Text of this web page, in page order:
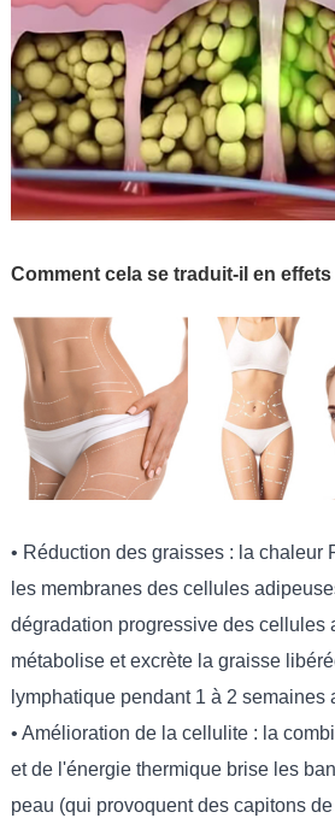
Comment cela se traduit-il en
• Réduction des graisses : la chaleur
les membranes des cellules
dégradation progressive des cellules
métabolise et excrète la graisse
lymphatique pendant 1 à 2 semaines
• Amélioration de la cellulite : la
et de l'énergie thermique brise les
peau (qui provoquent des capitons